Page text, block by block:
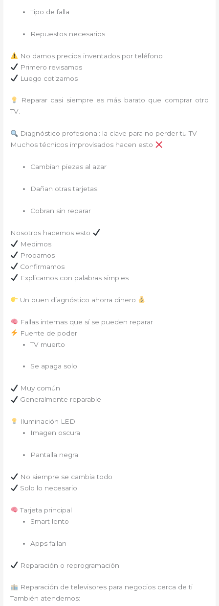
Tipo de falla
Repuestos necesarios
No damos precios inventados por teléfono
Primero revisamos
Luego cotizamos
Reparar casi siempre es más barato que comprar otro
TV.
Diagnóstico profesional: la clave para no perder tu TV
Muchos técnicos improvisados hacen esto
Cambian piezas al azar
Dañan otras tarjetas
Cobran sin reparar
Nosotros hacemos esto
Medimos
Probamos
Confirmamos
Explicamos con palabras simples
Un buen diagnóstico ahorra dinero
Fallas internas que sí se pueden reparar
Fuente de poder
TV muerto
Se apaga solo
Muy común
Generalmente reparable
Iluminación LED
Imagen oscura
Pantalla negra
No siempre se cambia todo
Solo lo necesario
Tarjeta principal
Smart lento
Apps fallan
Reparación o reprogramación
Reparación de televisores para negocios cerca de ti
También atendemos: